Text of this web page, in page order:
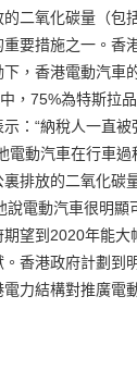
二氧化碳量（包
要措施之一。香
，香港電動汽車
，75%為特斯拉
：“納稅人一直被
電動汽車在行車過
排放的二氧化碳
說電動汽車很明顯
望到2020年能大
香港政府計劃到
力結構對推廣電